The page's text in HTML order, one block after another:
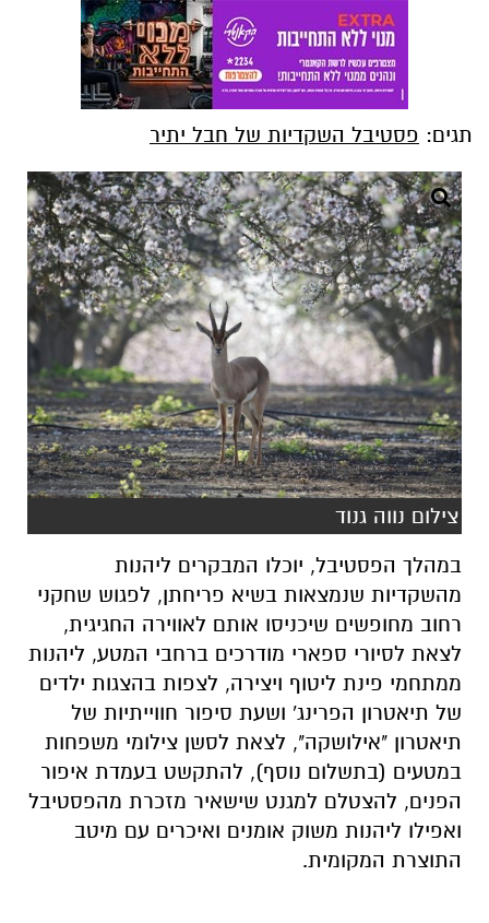
תגים: פסטיבל השקדיות של חבל יתיר
צילום נווה גנוד
במהלך הפסטיבל, יוכלו המבקרים ליהנות
מהשקדיות שנמצאות בשיא פריחתן, לפגוש שחקני
רחוב מחופשים שיכניסו אותם לאווירה החגיגית,
לצאת לסיורי ספארי מודרכים ברחבי המטע, ליהנות
ממתחמי פינת ליטוף ויצירה, לצפות בהצגות ילדים
של תיאטרון הפרינג' ושעת סיפור חווייתיות של
תיאטרון "אילושקה", לצאת לסשן צילומי משפחות
במטעים (בתשלום נוסף), להתקשט בעמדת איפור
הפנים, להצטלם למגנט שישאיר מזכרת מהפסטיבל
ואפילו ליהנות משוק אומנים ואיכרים עם מיטב
התוצרת המקומית.